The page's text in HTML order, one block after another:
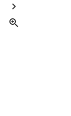

